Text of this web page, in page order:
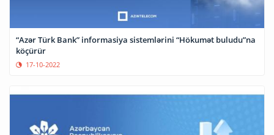
“Azər Türk Bank” informasiya sistemlərini “Hökumət buludu”na
köçürür
17-10-2022